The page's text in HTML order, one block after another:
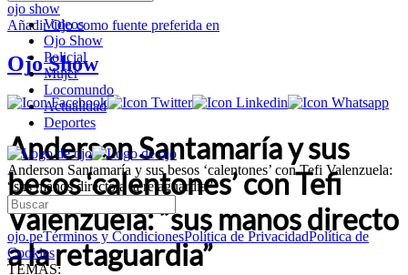
Videos
Ojo Show
Policial
Mujer
Locomundo
Actualidad
Deportes
Anderson Santamaría y sus besos ‘calentones’ con Tefi Valenzuela:
“sus manos directo a la retaguardia”
ojo.peTérminos y CondicionesPolítica de PrivacidadPolítica de
Cookies
TEMAS:
ojo show
AñadirOjocomo fuente preferida en
Ojo Show
Anderson Santamaría y sus
besos ‘calentones’ con Tefi
Valenzuela: “sus manos directo
a la retaguardia”